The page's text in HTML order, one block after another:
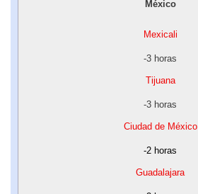
México
Mexicali
-3 horas
Tijuana
-3 horas
Ciudad de México
-2 horas
Guadalajara